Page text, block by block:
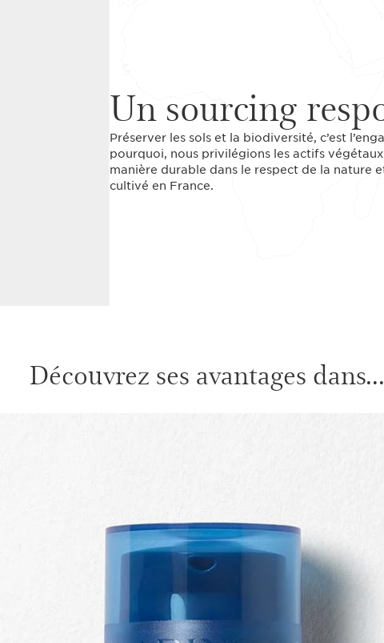
Un sourcing
Préserver les sols et la biodiversité, c’est
pourquoi, nous privilégions les actifs
manière durable dans le respect de la nature
cultivé en France.
Découvrez ses avantages dans...